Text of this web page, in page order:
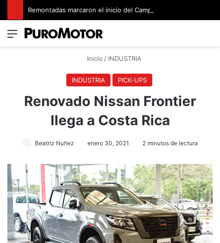
Menú
Inicio / INDUSTRIA
INDUSTRIA PICK-UPS
Renovado Nissan Frontier
llega a Costa Rica
Beatriz Nuñez enero 30, 2021 2 minutos de lectura